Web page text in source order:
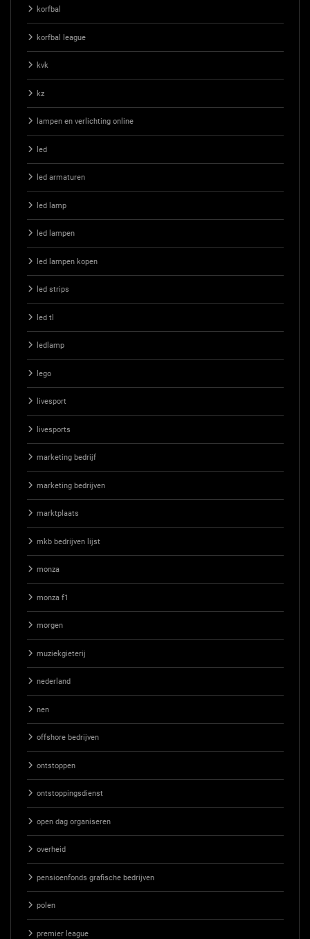
korfbal
korfbal league
kvk
kz
lampen en verlichting online
led
led armaturen
led lamp
led lampen
led lampen kopen
led strips
led tl
ledlamp
lego
livesport
livesports
marketing bedrijf
marketing bedrijven
marktplaats
mkb bedrijven lijst
monza
monza f1
morgen
muziekgieterij
nederland
nen
offshore bedrijven
ontstoppen
ontstoppingsdienst
open dag organiseren
overheid
pensioenfonds grafische bedrijven
polen
premier league